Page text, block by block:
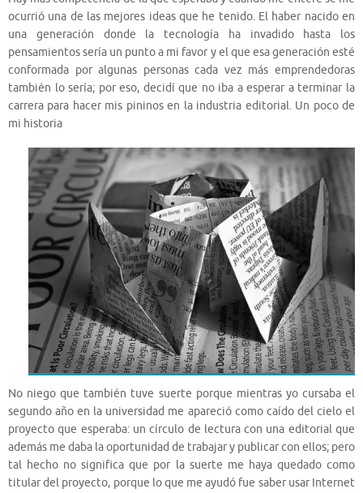
ocurrió una de las mejores ideas que he tenido. El haber nacido en
una generación donde la tecnología ha invadido hasta los
pensamientos sería un punto a mi favor y el que esa generación esté
conformada por algunas personas cada vez más emprendedoras
también lo sería; por eso, decidí que no iba a esperar a terminar la
carrera para hacer mis pininos en la industria editorial. Un poco de
mi historia
No niego que también tuve suerte porque mientras yo cursaba el
segundo año en la universidad me apareció como caído del cielo el
proyecto que esperaba: un círculo de lectura con una editorial que
además me daba la oportunidad de trabajar y publicar con ellos; pero
tal hecho no significa que por la suerte me haya quedado como
titular del proyecto, porque lo que me ayudó fue saber usar Internet